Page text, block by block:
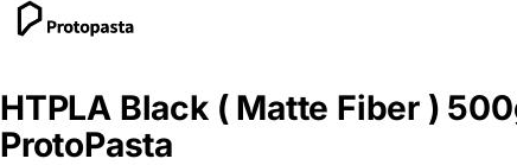
HTPLA Black ( Matte Fiber )
ProtoPasta